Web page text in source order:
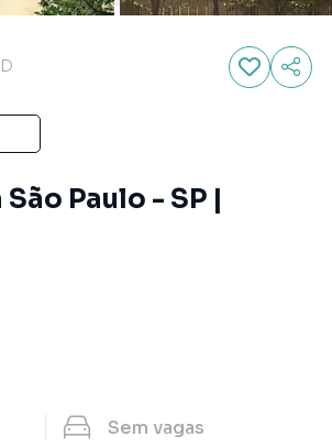
Paulo - SP |
Sem vagas